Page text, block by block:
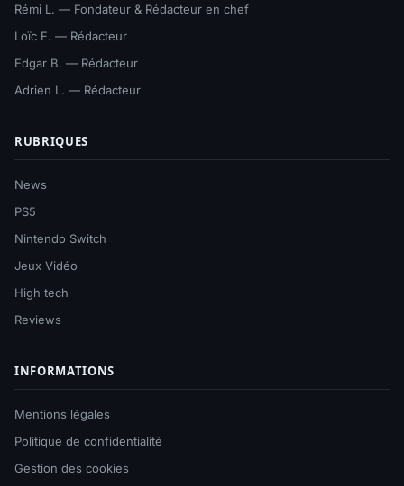
Rémi L. — Fondateur & Rédacteur en chef
Loïc F. — Rédacteur
Edgar B. — Rédacteur
Adrien L. — Rédacteur
RUBRIQUES
News
PS5
Nintendo Switch
Jeux Vidéo
High tech
Reviews
INFORMATIONS
Mentions légales
Politique de confidentialité
Gestion des cookies